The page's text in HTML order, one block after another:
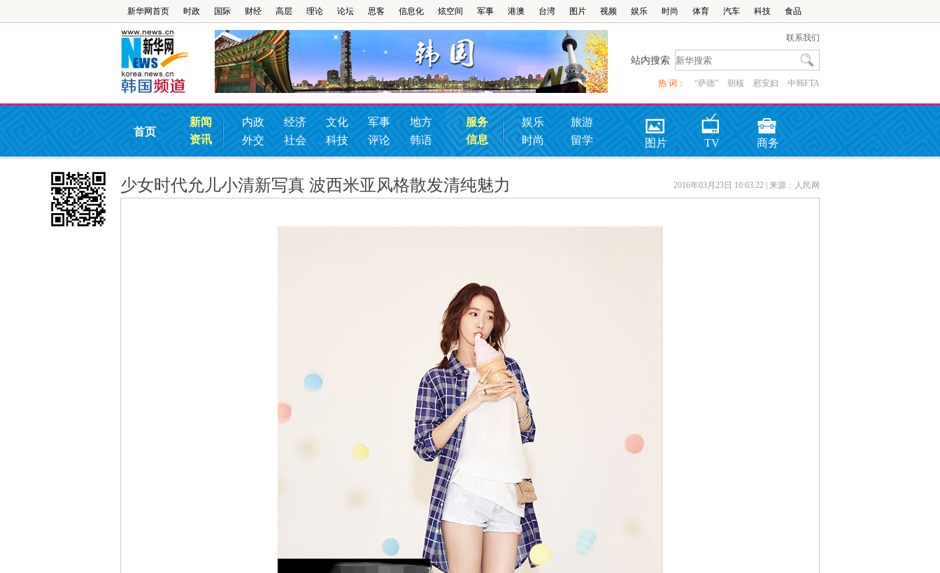
新华网首页 时政 国际 财经 高层 理论 论坛 思客 信息化 炫空间 军事 港澳 台湾 图片 视频 娱乐 时尚 体育 汽车 科技 食品
联系我们
站内搜索
热 词： “萨德” 朝核 慰安妇 中韩FTA
首页
新闻
资讯
内政 经济 文化 军事
地方
外交
社会 科技 评论 韩语
服务
信息
娱乐
旅游
时尚
留学 图片 TV 商务
少女时代允儿小清新写真 波西米亚风格散发清纯魅力 2016年03月23日 10:03:22 | 来源：人民网